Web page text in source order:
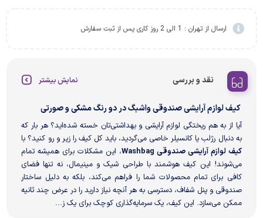
ارسال از تهران : 1 الی 2 روز کاری پس از ثبت سفارش
نقد و بررسی نمایش بیشتر
کیف لوازم آرایشی صندوقی واشبگ در دو رنگ مشکی و صورتی
آیا از به هم ریختگی لوازم آرایشی و بهداشتی‌تان خسته شده‌اید؟ هر بار که
به دنبال رژلب یا کانسیلر خاصی می‌گردید، باید کل کیف را زیر و رو کنید؟ با
کیف لوازم آرایشی صندوقی Washbag
، این مشکلات برای همیشه تمام
می‌شوند! این کیف هوشمند با طراحی شیک و مینیمال، نه تنها فضای
کافی برای تمام محصولات شما را فراهم می‌کند، بلکه به دلیل ساختار
صندوقی و پنل شفاف، دسترسی به هر آنچه نیاز دارید را در عرض چند ثانیه
ممکن می‌سازد. این کیف، یک سرمایه‌گذاری کوچک برای یک ز...